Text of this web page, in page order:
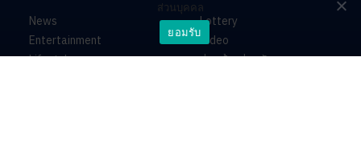
News
Entertainment
Lifestyle
Lottery
Video
ร่วมด้วยช่วยกัน
ส่วนบุคคล
ยอมรับ